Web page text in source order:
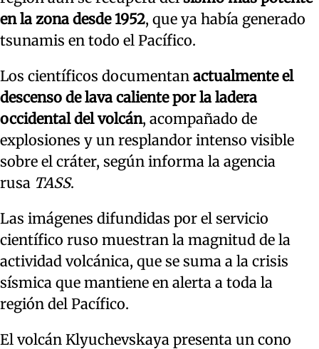
en la zona desde 1952, que ya había generado
tsunamis en todo el Pacífico.
Los científicos documentan actualmente el
descenso de lava caliente por la ladera
occidental del volcán, acompañado de
explosiones y un resplandor intenso visible
sobre el cráter, según informa la agencia
rusa TASS.
Las imágenes difundidas por el servicio
científico ruso muestran la magnitud de la
actividad volcánica, que se suma a la crisis
sísmica que mantiene en alerta a toda la
región del Pacífico.
El volcán Klyuchevskaya presenta un cono